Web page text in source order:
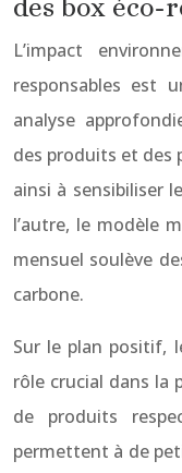
des box éco-
L’impact
responsables est
analyse
des produits et des
ainsi à sensibiliser
l’autre, le modèle
mensuel soulève
carbone.
Sur le plan positif,
rôle crucial dans la
de produits
permettent à de